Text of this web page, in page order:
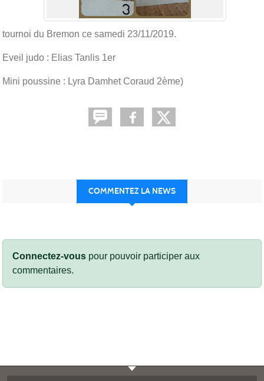
tournoi du Bremon ce samedi 23/11/2019.
Eveil judo : Elias Tanlis 1er
Mini poussine : Lyra Damhet Coraud 2ème)
COMMENTEZ LA NEWS
Connectez-vous pour pouvoir participer aux
commentaires.